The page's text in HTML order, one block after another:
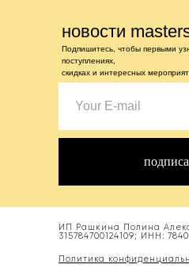
новости
Подпишитесь, чтобы первыми
поступлениях,
скидках и интересных
ИП Рашкина Полина
315784700124109; ИНН:
Политика